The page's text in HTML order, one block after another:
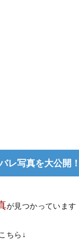
レ写真を大公開！
が見つかっています
ちら↓